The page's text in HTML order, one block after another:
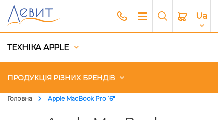
Ua
ТЕХНІКА APPLE
ПРОДУКЦІЯ РІЗНИХ БРЕНДІВ
Головна Apple MacBook Pro 16"